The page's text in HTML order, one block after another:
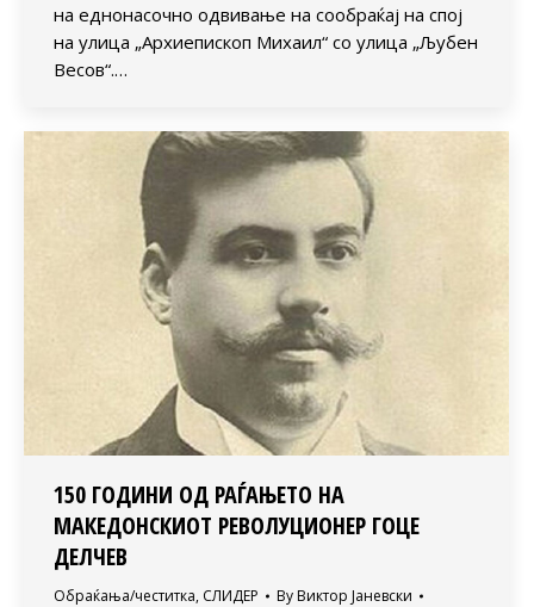
на еднонасочно одвивање на сообраќај на спој
на улица „Архиепископ Михаил“ со улица „Љубен
Весов“.…
150 ГОДИНИ ОД РАЃАЊЕТО НА
МАКЕДОНСКИОТ РЕВОЛУЦИОНЕР ГОЦЕ
ДЕЛЧЕВ
Обраќања/честитка, СЛИДЕР By Виктор Јаневски